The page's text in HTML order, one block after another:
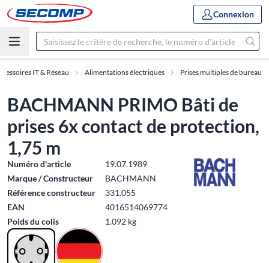
Connexion
IT & Réseau Alimentations électriques Prises multiples de bureau
BACHMANN PRIMO Bâti de
prises 6x contact de protection,
1,75 m
Numéro d'article
19.07.1989
Marque / Constructeur
BACHMANN
Référence constructeur
331.055
EAN
4016514069774
Poids du colis
1.092 kg